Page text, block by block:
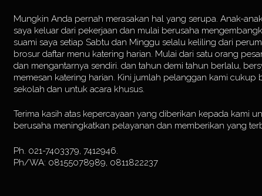
Mungkin Anda pernah merasakan hal yang serupa. Anak-
saya keluar dari pekerjaan dan mulai berusaha
suami saya setiap Sabtu dan Minggu selalu keliling dari
brosur daftar menu katering harian. Mulai dari satu orang
dan mengantarnya sendiri. dan tahun demi tahun berlalu,
memesan katering harian. Kini jumlah pelanggan kami
sekolah dan untuk acara khusus.
Terima kasih atas kepercayaan yang diberikan kepada kami
berusaha meningkatkan pelayanan dan memberikan yang
Ph. 021-7403379, 7412946.
Ph/WA: 08155078989, 0811822237